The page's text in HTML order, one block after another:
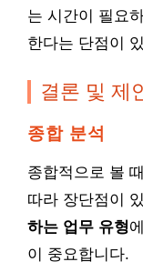
는 시간이 필요
한다는 단점이
결론 및 제
종합 분석
종합적으로 볼
따라 장단점이
하는 업무 유형
이 중요합니다.